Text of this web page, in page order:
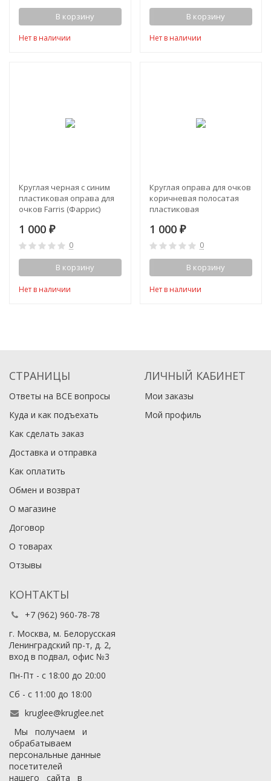
В корзину
Нет в наличии
В корзину
Нет в наличии
Круглая черная с синим
пластиковая оправа для
очков Farris (Фаррис)
1 000 ₽
0
В корзину
Нет в наличии
Круглая оправа для очков
коричневая полосатая
пластиковая
1 000 ₽
0
В корзину
Нет в наличии
СТРАНИЦЫ
Ответы на ВСЕ вопросы
Куда и как подъехать
Как сделать заказ
Доставка и отправка
Как оплатить
Обмен и возврат
О магазине
Договор
О товарах
Отзывы
ЛИЧНЫЙ КАБИНЕТ
Мои заказы
Мой профиль
КОНТАКТЫ
+7 (962) 960-78-78
г. Москва, м. Белорусская
Ленинградский пр-т, д. 2,
вход в подвал, офис №3
Пн-Пт - с 18:00 до 20:00
Сб - с 11:00 до 18:00
kruglee@kruglee.net
Мы получаем и
обрабатываем
персональные данные
посетителей
нашего сайта в